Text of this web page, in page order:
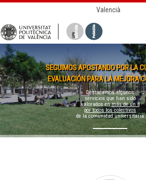
Valencià
SEGUIMOS APOSTANDO POR LA
EVALUACIÓN PARA LA MEJORA
Destacamos algunos
servicios que han sido
valorados enmás de un 8
por todos los colectivos
de la comunidad universitaria